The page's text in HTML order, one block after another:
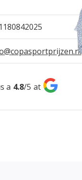
a 4.8/5 at